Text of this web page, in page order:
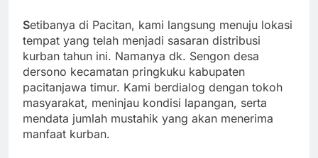
Setibanya di Pacitan, kami langsung menuju lokasi
tempat yang telah menjadi sasaran distribusi
kurban tahun ini. Namanya dk. Sengon desa
dersono kecamatan pringkuku kabupaten
pacitanjawa timur. Kami berdialog dengan tokoh
masyarakat, meninjau kondisi lapangan, serta
mendata jumlah mustahik yang akan menerima
manfaat kurban.